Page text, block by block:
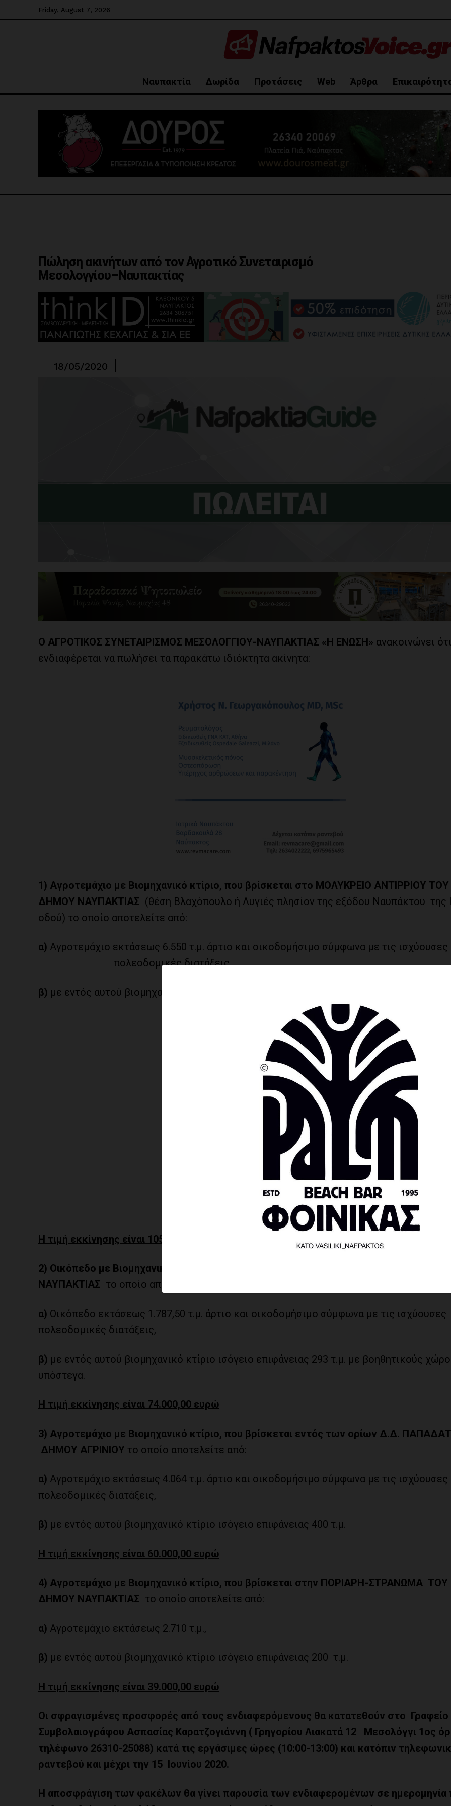
Friday, August 7, 2026
Ναυπακτία Δωρίδα Προτάσεις Web Άρθρα
Πώληση ακινήτων από τον Αγροτικό Συνεταιρισμό
Μεσολογγίου–Ναυπακτίας
18/05/2020
Ο ΑΓΡΟΤΙΚΟΣ ΣΥΝΕΤΑΙΡΙΣΜΟΣ ΜΕΣΟΛΟΓΓΙΟΥ-ΝΑΥΠΑΚΤΙΑΣ «Η ΕΝΩΣΗ» ανακοινώνει
ενδιαφέρεται να πωλήσει τα παρακάτω ιδιόκτητα ακίνητα:
1) Αγροτεμάχιο με Βιομηχανικό κτίριο, που βρίσκεται στο ΜΟΛΥΚΡΕΙΟ ΑΝΤΙΡΡΙΟΥ ΤΟΥ
ΔΗΜΟΥ ΝΑΥΠΑΚΤΙΑΣ (θέση Βλαχόπουλο ή Λυγιές πλησίον της εξόδου Ναυπάκτου της
οδού) το οποίο αποτελείτε από:
α) Αγροτεμάχιο εκτάσεως 6.550 τ.μ. άρτιο και οικοδομήσιμο σύμφωνα με τις ισχύουσες
πολεοδομικές διατάξεις,
β) με εντός αυτού βιομηχανικό κτίριο ισόγειο επιφάνειας 399,84 τ.μ.
Η τιμή εκκίνησης είναι 105.000,00 ευρώ
2) Οικόπεδο με Βιομηχανικό κτίριο, που βρίσκεται εντός του ΟΙΚΙΣΜΟΥ ΤΡΙΚΟΡΦΟΥ
ΝΑΥΠΑΚΤΙΑΣ το οποίο αποτελείτε από:
α) Οικόπεδο εκτάσεως 1.787,50 τ.μ. άρτιο και οικοδομήσιμο σύμφωνα με τις ισχύουσες
πολεοδομικές διατάξεις,
β) με εντός αυτού βιομηχανικό κτίριο ισόγειο επιφάνειας 293 τ.μ. με βοηθητικούς
υπόστεγα.
Η τιμή εκκίνησης είναι 74.000,00 ευρώ
3) Αγροτεμάχιο με Βιομηχανικό κτίριο, που βρίσκεται εντός των ορίων Δ.Δ.
ΔΗΜΟΥ ΑΓΡΙΝΙΟΥ το οποίο αποτελείτε από:
α) Αγροτεμάχιο εκτάσεως 4.064 τ.μ. άρτιο και οικοδομήσιμο σύμφωνα με τις ισχύουσες
πολεοδομικές διατάξεις,
β) με εντός αυτού βιομηχανικό κτίριο ισόγειο επιφάνειας 400 τ.μ.
Η τιμή εκκίνησης είναι 60.000,00 ευρώ
4) Αγροτεμάχιο με Βιομηχανικό κτίριο, που βρίσκεται στην ΠΟΡΙΑΡΗ-ΣΤΡΑΝΩΜΑ ΤΟΥ
ΔΗΜΟΥ ΝΑΥΠΑΚΤΙΑΣ το οποίο αποτελείτε από:
α) Αγροτεμάχιο εκτάσεως 2.710 τ.μ.,
β) με εντός αυτού βιομηχανικό κτίριο ισόγειο επιφάνειας 200 τ.μ.
Η τιμή εκκίνησης είναι 39.000,00 ευρώ
Οι σφραγισμένες προσφορές από τους ενδιαφερόμενους θα κατατεθούν στο Γραφείο
Συμβολαιογράφου Ασπασίας Καρατζογιάννη ( Γρηγορίου Λιακατά 12 Μεσολόγγι 1ος
τηλέφωνο 26310-25088) κατά τις εργάσιμες ώρες (10:00-13:00) και κατόπιν
ραντεβού και μέχρι την 15 Ιουνίου 2020.
Η αποσφράγιση των φακέλων θα γίνει παρουσία των ενδιαφερομένων σε ημερομηνία